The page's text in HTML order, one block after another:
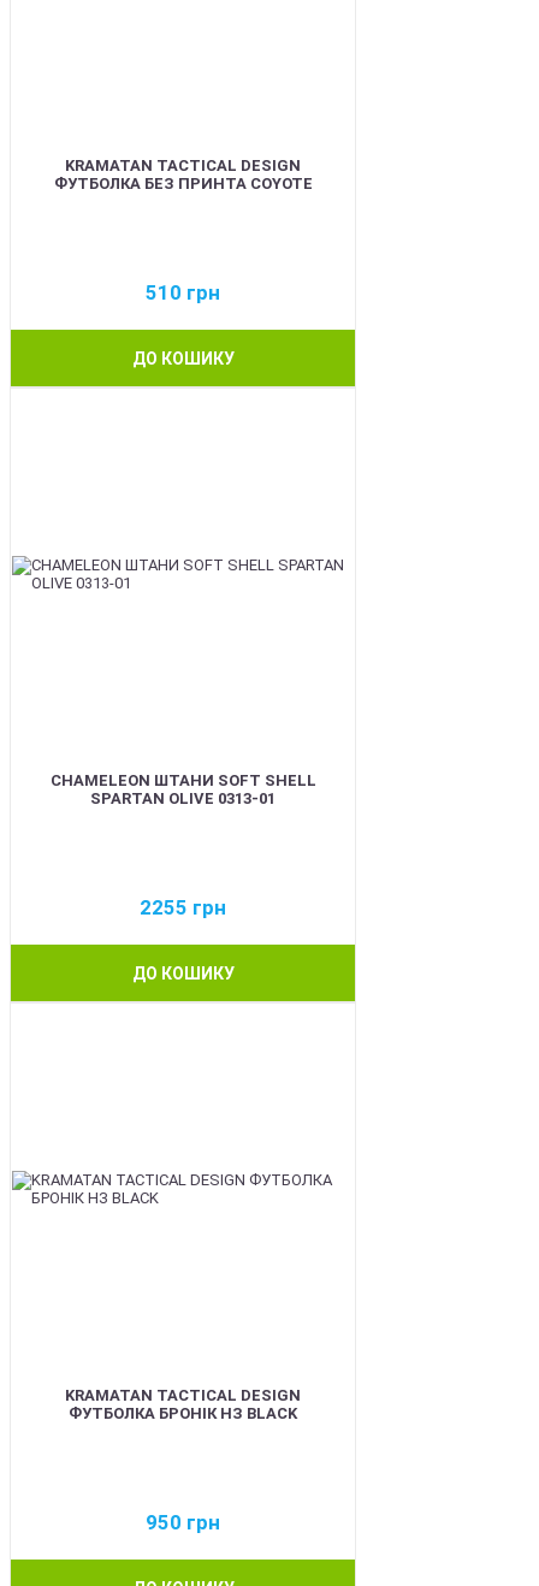
KRAMATAN TACTICAL DESIGN
ФУТБОЛКА БЕЗ ПРИНТА COYOTE
510 грн
ДО КОШИКУ
CHAMELEON ШТАНИ SOFT SHELL
SPARTAN OLIVE 0313-01
2255 грн
ДО КОШИКУ
KRAMATAN TACTICAL DESIGN
ФУТБОЛКА БРОНІК НЗ BLACK
950 грн